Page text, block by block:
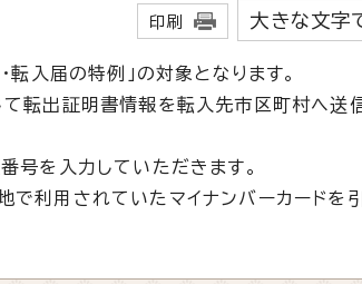
印刷 大きな文字
転入届の特例」の対象となります。
転出証明書情報を転入先市区町村へ送
号を入力していただきます。
利用されていたマイナンバーカードを